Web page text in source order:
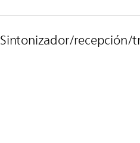
Sintonizador/recepción/